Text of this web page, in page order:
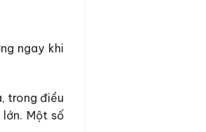
ngay khi
trong điều
Một số